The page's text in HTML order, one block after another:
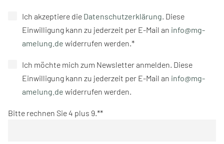
Ich akzeptiere die Datenschutzerklärung . Diese
Einwilligung kann zu jederzeit per E-Mail an info@mg-
amelung.de widerrufen werden.*
Ich möchte mich zum Newsletter anmelden. Diese
Einwilligung kann zu jederzeit per E-Mail an info@mg-
amelung.de widerrufen werden.
Bitte rechnen Sie 4 plus 9.*